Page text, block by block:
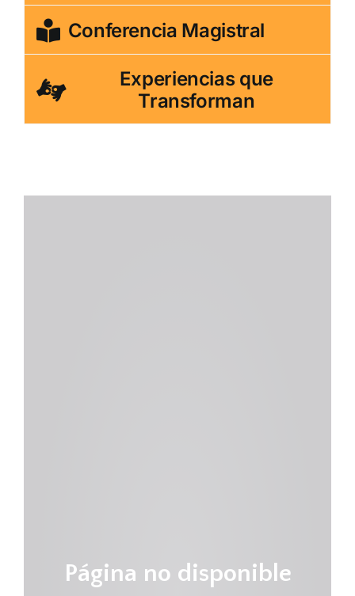
Conferencia Magistral
Experiencias que
Transforman